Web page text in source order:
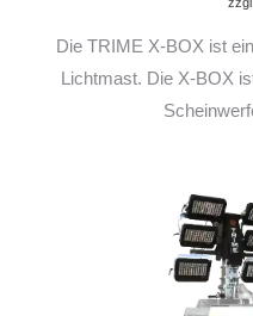
Die TRIME X-BOX ist
Lichtmast. Die X-BOX